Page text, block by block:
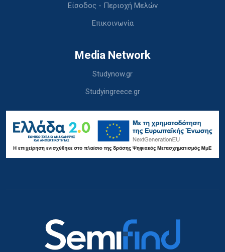
Είσοδος - Περιοχή Μελών
Επικοινωνία
Media Network
Studynow.gr
Studyingreece.gr